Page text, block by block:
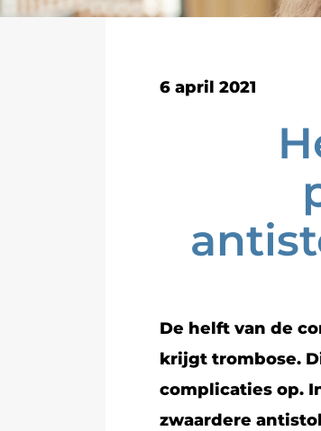
6 april 2021
De helft van de
krijgt trombose.
complicaties op.
zwaardere